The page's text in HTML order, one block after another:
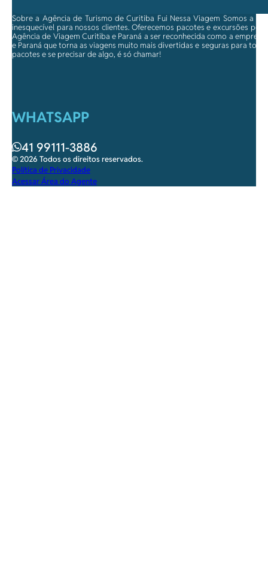
Sobre a Agência de Turismo de Curitiba Fui Nessa Viagem Somos a
inesquecível para nossos clientes. Oferecemos pacotes e excursões
Agência de Viagem Curitiba e Paraná a ser reconhecida como a
e Paraná que torna as viagens muito mais divertidas e seguras para
pacotes e se precisar de algo, é só chamar!
WHATSAPP
41 99111-3886
© 2026 Todos os direitos reservados.
Política de Privacidade
Acessar Área do Agente